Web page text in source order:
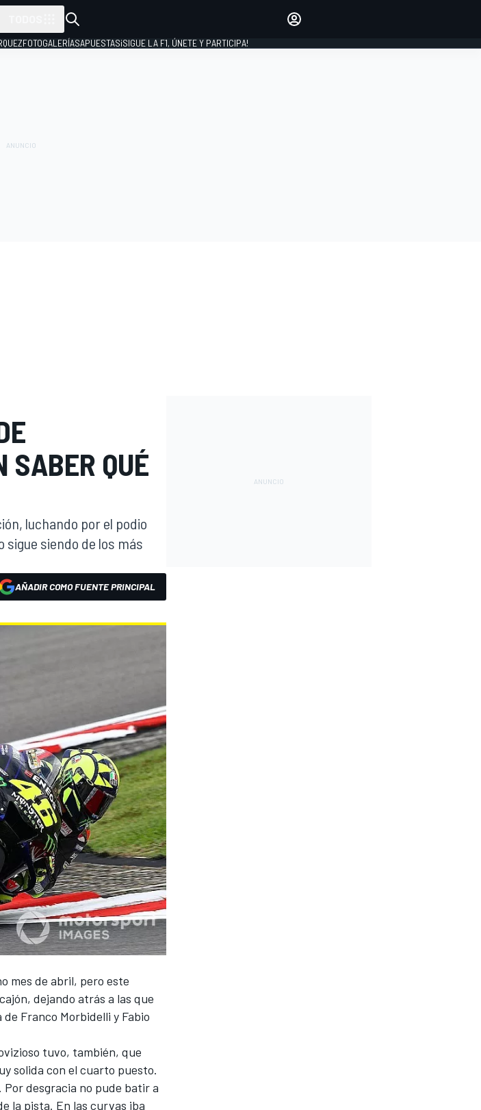
FOTOGALERÍASAPUESTAS¡SIGUE LA F1, ÚNETE Y PARTICIPA!
SABER QUÉ
luchando por el podio
sigue siendo de los más
AÑADIR COMO FUENTE PRINCIPAL
mes de abril, pero este
dejando atrás a las que
de Franco Morbidelli y Fabio
tuvo, también, que
solida con el cuarto puesto.
desgracia no pude batir a
la pista. En las curvas iba